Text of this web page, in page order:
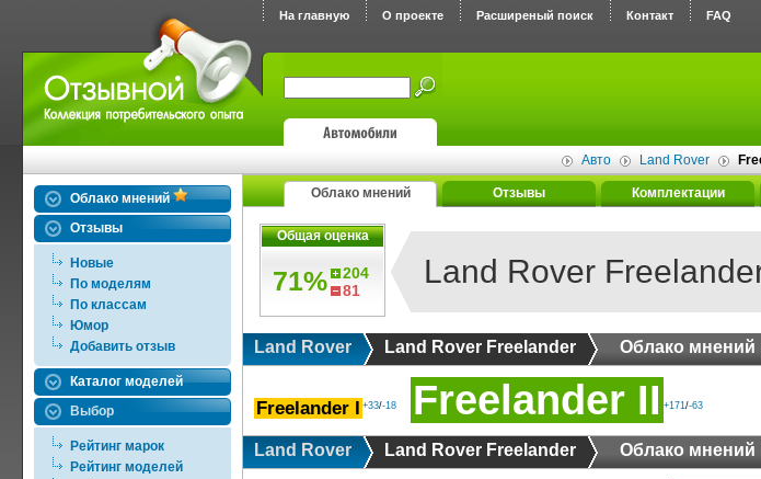
На главную О проекте Расширеный поиск Контакт FAQ
Авто Land Rover
Облако мнений
Отзывы
Новые
По моделям
По классам
Юмор
Добавить отзыв
Каталог моделей
Выбор
Рейтинг марок
Рейтинг моделей
Облако мнений Отзывы Комплектации
Общая оценка
71%
204
81
Land Rover
Land Rover Land Rover Freelander Облако мнений
Freelander I +33/-18 Freelander II +171/-63
Land Rover Land Rover Freelander Облако мнений